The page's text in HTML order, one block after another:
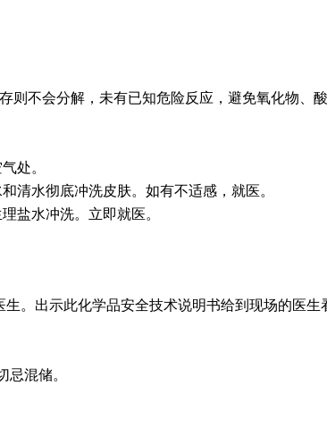
则不会分解，未有已知危险反应，避免氧化物、酸
处。
清水彻底冲洗皮肤。如有不适感，就医。
盐水冲洗。立即就医。
。出示此化学品安全技术说明书给到现场的医生
忌混储。